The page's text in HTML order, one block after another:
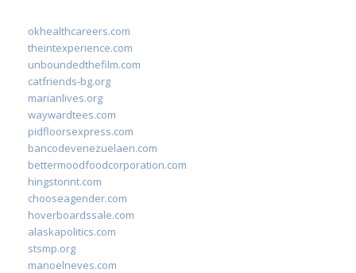
okhealthcareers.com
theintexperience.com
unboundedthefilm.com
catfriends-bg.org
marianlives.org
waywardtees.com
pidfloorsexpress.com
bancodevenezuelaen.com
bettermoodfoodcorporation.com
hingstonnt.com
chooseagender.com
hoverboardssale.com
alaskapolitics.com
stsmp.org
manoelneves.com